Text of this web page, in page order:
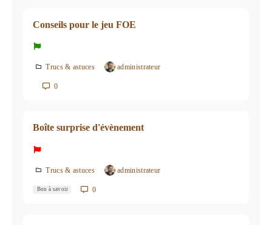
Conseils pour le jeu FOE
Trucs & astuces administrateur
0
Boîte surprise d'évènement
Trucs & astuces administrateur
Bon à savoir 0